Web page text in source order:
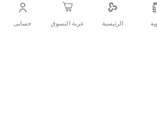
الرئيسية عربة التسوق حسابى